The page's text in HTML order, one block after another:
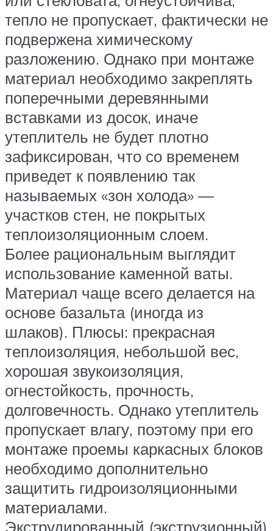
тепло не пропускает, фактически не
подвержена химическому
разложению. Однако при монтаже
материал необходимо закреплять
поперечными деревянными
вставками из досок, иначе
утеплитель не будет плотно
зафиксирован, что со временем
приведет к появлению так
называемых «зон холода» —
участков стен, не покрытых
теплоизоляционным слоем.
Более рациональным выглядит
использование каменной ваты.
Материал чаще всего делается на
основе базальта (иногда из
шлаков). Плюсы: прекрасная
теплоизоляция, небольшой вес,
хорошая звукоизоляция,
огнестойкость, прочность,
долговечность. Однако утеплитель
пропускает влагу, поэтому при его
монтаже проемы каркасных блоков
необходимо дополнительно
защитить гидроизоляционными
материалами.
Экструдированный (экструзионный)